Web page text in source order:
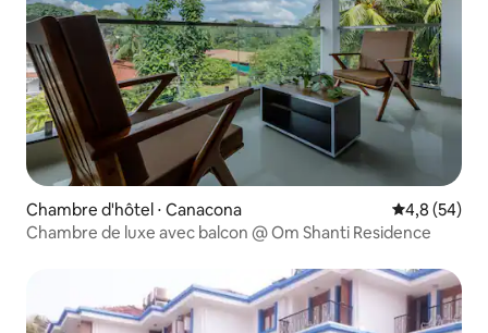
Chambre d'hôtel ⋅ Canacona Évaluation
4,8 (54)
Chambre de luxe avec balcon @ Om Shanti Residence